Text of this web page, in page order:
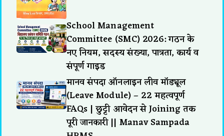
School Management
Committee (SMC) 2026: गठन के
नए नियम, सदस्य संख्या, पात्रता, कार्य व
संपूर्ण गाइड
मानव संपदा ऑनलाइन लीव मॉड्यूल
(Leave Module) – 22 महत्वपूर्ण
FAQs | छुट्टी आवेदन से Joining तक
पूरी जानकारी || Manav Sampada